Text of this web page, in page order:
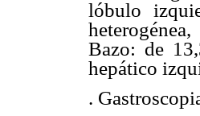
lóbulo
Bazo: de
hepático
.